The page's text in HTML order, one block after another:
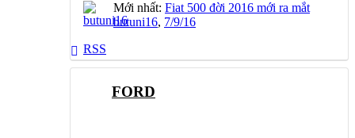
Mới nhất: Fiat 500 đời 2016 mới ra mắt
butuni16, 7/9/16
RSS
FORD